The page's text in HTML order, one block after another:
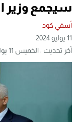
سيجمع وزير
أسفي كود
11 يوليو 2024
آخر تحديث : الخميس 11 يوليو 2024 - 7:00 مساءً